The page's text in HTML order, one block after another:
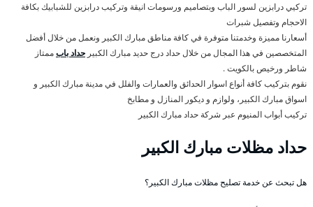
تركيي درابزين لسور الباب وبتصاميم ورسومات انيقة وتركيب درابزين للشبابيك بكافة
الاحجام وتفصيل شبرات
أسعارنا مميزة وخدمتنا متوفرة في كافة مناطق مبارك الكبير ونعمل من خلال أفضل
المتخصصين في هذا المجال من خلال حداد درج حديد مبارك الكبير حداد بابممتاز
شاطر ورخيص بالكويت .
نقوم بتركيب كافة أنواع اسوار الحدائق والعمارات والفلل في مدينة مبارك الكبير و
اسواق مبارك الكبير، ولوازم و ديكور المنازل و مطابخ
تركيب أبواب المنيوم عبر شركة حداد مبارك الكبير
حداد مظلات مبارك الكبير
هل تبحث عن خدمة تصليح مظلات مبارك الكبير؟